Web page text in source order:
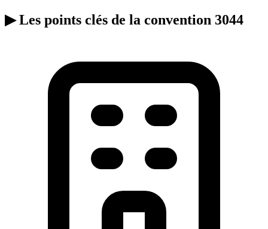
▶Les points clés de la convention 3044